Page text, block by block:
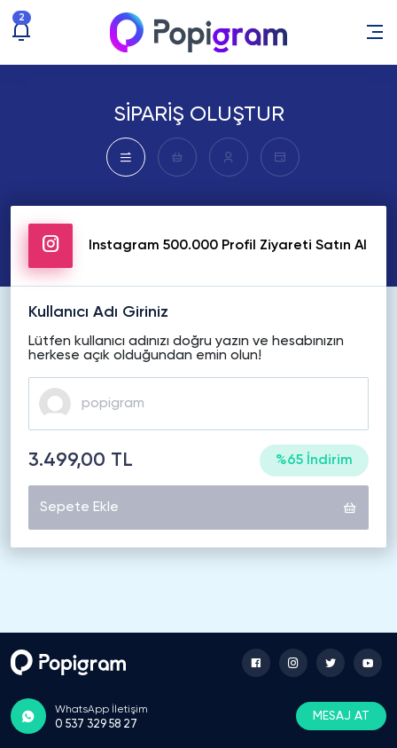
2
SİPARİŞ OLUŞTUR
Instagram 500.000 Profil Ziyareti Satın Al
Kullanıcı Adı Giriniz
Lütfen kullanıcı adınızı doğru yazın ve hesabınızın
herkese açık olduğundan emin olun!
3.499,00 TL %65 İndirim
Sepete Ekle
WhatsApp İletişim
0 537 329 58 27
MESAJ AT